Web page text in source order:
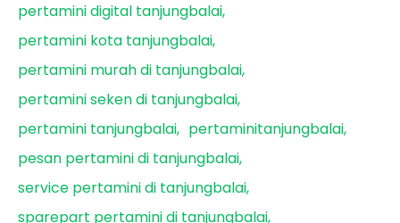
pertamini digital tanjungbalai
pertamini kota tanjungbalai
pertamini murah di tanjungbalai
pertamini seken di tanjungbalai
pertamini tanjungbalai
pertaminitanjungbalai
pesan pertamini di tanjungbalai
service pertamini di tanjungbalai
sparepart pertamini di tanjungbalai